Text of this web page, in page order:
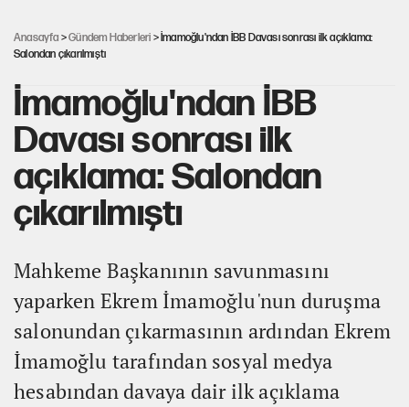
Anasayfa >Gündem Haberleri > İmamoğlu'ndan İBB Davası sonrası ilk açıklama:
Salondan çıkarılmıştı
İmamoğlu'ndan İBB
Davası sonrası ilk
açıklama: Salondan
çıkarılmıştı
Mahkeme Başkanının savunmasını
yaparken Ekrem İmamoğlu'nun duruşma
salonundan çıkarmasının ardından Ekrem
İmamoğlu tarafından sosyal medya
hesabından davaya dair ilk açıklama